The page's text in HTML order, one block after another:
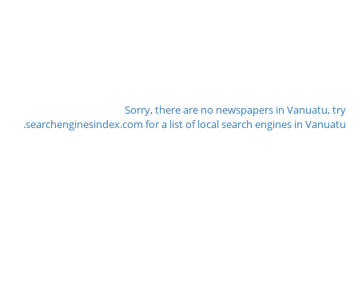
Sorry, there are no newspapers in Vanuatu, try
searchenginesindex.com for a list of local search engines in Vanuatu.